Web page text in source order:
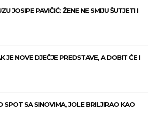
JOSIPE PAVIČIĆ: ŽENE NE SMIJU ŠUTJETI I
JE NOVE DJEČJE PREDSTAVE, A DOBIT ĆE I
SPOT SA SINOVIMA, JOLE BRILJIRAO KAO